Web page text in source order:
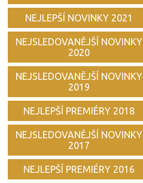
NEJLEPŠÍ NOVINKY 2021
NEJSLEDOVANĚJŠÍ NOVINKY
2020
NEJSLEDOVANĚJŠÍ NOVINKY
2019
NEJLEPŠÍ PREMIÉRY 2018
NEJSLEDOVANĚJŠÍ NOVINKY
2017
NEJLEPŠÍ PREMIÉRY 2016